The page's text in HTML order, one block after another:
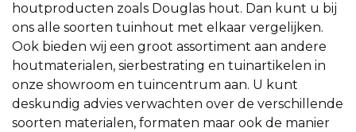
houtproducten zoals Douglas hout. Dan kunt u bij
ons alle soorten tuinhout met elkaar vergelijken.
Ook bieden wij een groot assortiment aan andere
houtmaterialen, sierbestrating en tuinartikelen in
onze showroom en tuincentrum aan. U kunt
deskundig advies verwachten over de verschillende
soorten materialen, formaten maar ook de manier